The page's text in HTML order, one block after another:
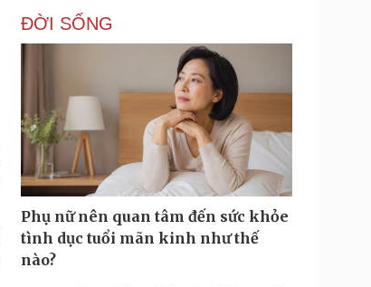
ĐỜI SỐNG
Phụ nữ nên quan tâm đến sức khỏe
tình dục tuổi mãn kinh như thế
nào?